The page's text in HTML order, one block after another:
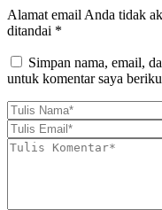
Alamat email Anda tidak
ditandai *
Simpan nama, email,
untuk komentar saya